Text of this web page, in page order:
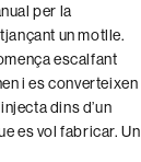
per la
un motlle.
escalfant
i es converteixen
dins d’un
es vol fabricar. Un